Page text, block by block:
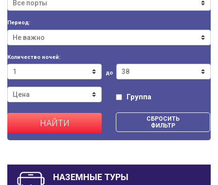
Период:
Количество ночей:
до
Группа
НАЙТИ
СБРОСИТЬ
ФИЛЬТР
НАЗЕМНЫЕ ТУРЫ